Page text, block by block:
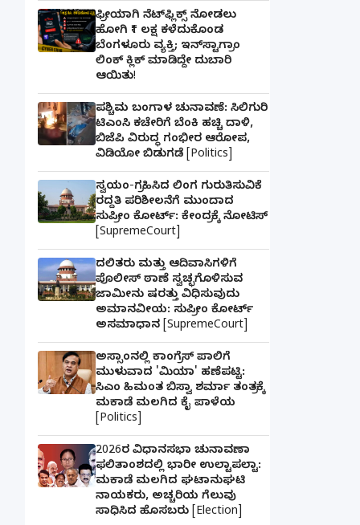
ಫ್ರೀಯಾಗಿ ನೆಟ್‌ಫ್ಲಿಕ್ಸ್ ನೋಡಲು
ಹೋಗಿ ₹1 ಲಕ್ಷ ಕಳೆದುಕೊಂಡ
ಬೆಂಗಳೂರು ವ್ಯಕ್ತಿ; ಇನ್‌ಸ್ಟಾಗ್ರಾಂ
ಲಿಂಕ್ ಕ್ಲಿಕ್ ಮಾಡಿದ್ದೇ ದುಬಾರಿ
ಆಯಿತು!
ಪಶ್ಚಿಮ ಬಂಗಾಳ ಚುನಾವಣೆ: ಸಿಲಿಗುರಿ
ಟಿಎಂಸಿ ಕಚೇರಿಗೆ ಬೆಂಕಿ ಹಚ್ಚಿ ದಾಳಿ,
ಬಿಜೆಪಿ ವಿರುದ್ಧ ಗಂಭೀರ ಆರೋಪ,
ವಿಡಿಯೋ ಬಿಡುಗಡೆ [Politics]
ಸ್ವಯಂ-ಗ್ರಹಿಸಿದ ಲಿಂಗ ಗುರುತಿಸುವಿಕೆ
ರದ್ದತಿ ಪರಿಶೀಲನೆಗೆ ಮುಂದಾದ
ಸುಪ್ರೀಂ ಕೋರ್ಟ್: ಕೇಂದ್ರಕ್ಕೆ ನೋಟಿಸ್
[SupremeCourt]
ದಲಿತರು ಮತ್ತು ಆದಿವಾಸಿಗಳಿಗೆ
ಪೊಲೀಸ್ ಠಾಣೆ ಸ್ವಚ್ಛಗೊಳಿಸುವ
ಜಾಮೀನು ಷರತ್ತು ವಿಧಿಸುವುದು
ಅಮಾನವೀಯ: ಸುಪ್ರೀಂ ಕೋರ್ಟ್
ಅಸಮಾಧಾನ [SupremeCourt]
ಅಸ್ಸಾಂನಲ್ಲಿ ಕಾಂಗ್ರೆಸ್ ಪಾಲಿಗೆ
ಮುಳುವಾದ 'ಮಿಯಾ' ಹಣೆಪಟ್ಟಿ:
ಸಿಎಂ ಹಿಮಂತ ಬಿಸ್ವಾ ಶರ್ಮಾ ತಂತ್ರಕ್ಕೆ
ಮಕಾಡೆ ಮಲಗಿದ ಕೈ ಪಾಳೆಯ
[Politics]
2026ರ ವಿಧಾನಸಭಾ ಚುನಾವಣಾ
ಫಲಿತಾಂಶದಲ್ಲಿ ಭಾರೀ ಉಲ್ಟಾಪಲ್ಟಾ:
ಮಕಾಡೆ ಮಲಗಿದ ಘಟಾನುಘಟಿ
ನಾಯಕರು, ಅಚ್ಚರಿಯ ಗೆಲುವು
ಸಾಧಿಸಿದ ಹೊಸಬರು [Election]